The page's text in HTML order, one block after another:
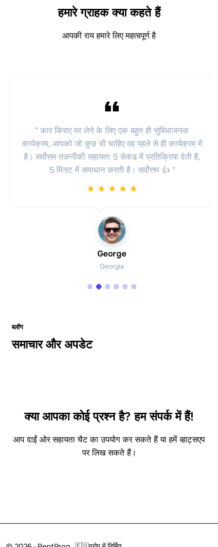
हमारे ग्राहक क्या कहते हैं
आपकी राय हमारे लिए महत्वपूर्ण है
" उत्तम सेवा। शानदार कार्यक्षमता, हर चीज़ का उपयोग करना
आसान और सरल है, और सबसे महत्वपूर्ण बात यह है कि आप इसे
कंप्यूटर और फ़ोन दोनों से उपयोग कर सकते हैं। "
Fernando
Brazil
ब्लॉग
समाचार और अपडेट
क्या आपका कोई प्रश्न है? हम संपर्क में हैं!
आप दाईं ओर सहायता चैट का उपयोग कर सकते हैं या हमें व्हाट्सएप
पर लिख सकते हैं।